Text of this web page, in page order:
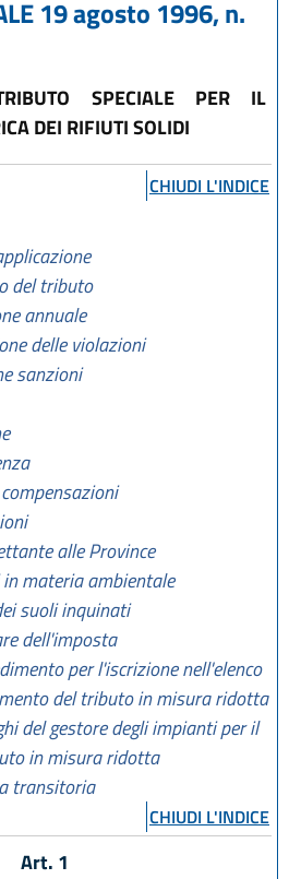
19 agosto 1996, n.
SPECIALE PER IL
DEI RIFIUTI SOLIDI
CHIUDI L'INDICE
del tributo
annuale
delle violazioni
sanzioni
alle Province
materia ambientale
suoli inquinati
dell'imposta
per l'iscrizione nell'elenco
del tributo in misura ridotta
del gestore degli impianti per il
in misura ridotta
transitoria
CHIUDI L'INDICE
Art. 1